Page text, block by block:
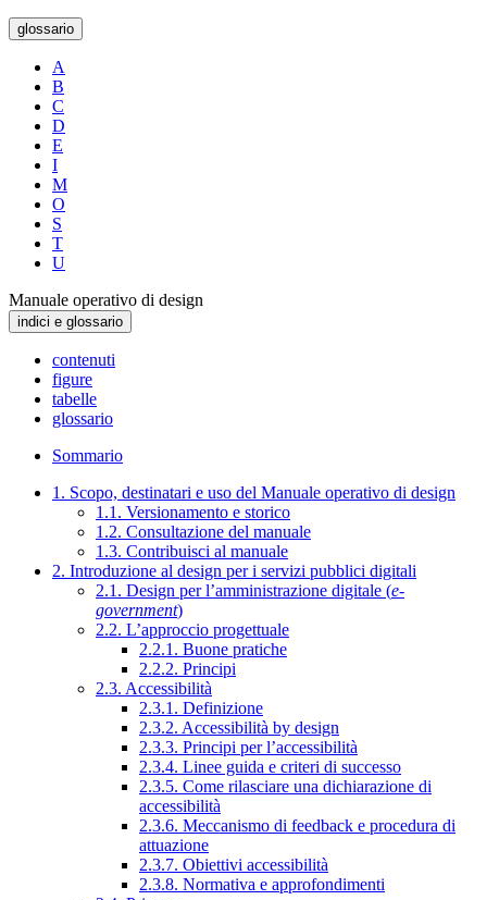
glossario
A
B
C
D
E
I
M
O
S
T
U
Manuale operativo di design
indici e glossario
contenuti
figure
tabelle
glossario
Sommario
1. Scopo, destinatari e uso del Manuale operativo di design
1.1. Versionamento e storico
1.2. Consultazione del manuale
1.3. Contribuisci al manuale
2. Introduzione al design per i servizi pubblici digitali
2.1. Design per l’amministrazione digitale (e-
government)
2.2. L’approccio progettuale
2.2.1. Buone pratiche
2.2.2. Principi
2.3. Accessibilità
2.3.1. Definizione
2.3.2. Accessibilità by design
2.3.3. Principi per l’accessibilità
2.3.4. Linee guida e criteri di successo
2.3.5. Come rilasciare una dichiarazione di
accessibilità
2.3.6. Meccanismo di feedback e procedura di
attuazione
2.3.7. Obiettivi accessibilità
2.3.8. Normativa e approfondimenti